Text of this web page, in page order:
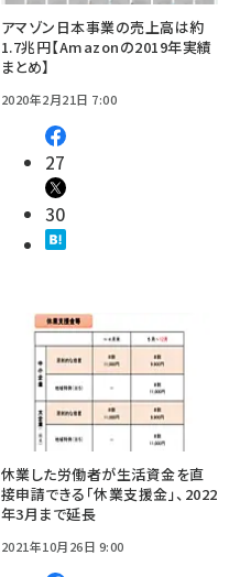
アマゾン日本事業の売上高は約
1.7兆円【Amazonの2019年実績
まとめ】
2020年2月21日 7:00
27
30
休業した労働者が生活資金を直
接申請できる「休業支援金」、2022
年3月まで延長
2021年10月26日 9:00